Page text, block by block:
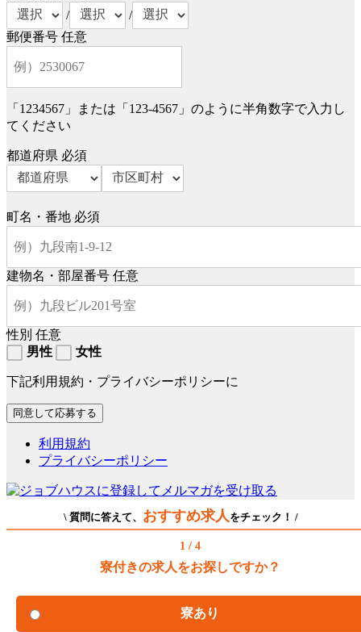
/
/
郵便番号 任意
「1234567」または「123-4567」のように半角数字で入力し
てください
都道府県 必須
町名・番地 必須
建物名・部屋番号 任意
性別 任意
男性
女性
下記利用規約・プライバシーポリシーに
利用規約
プライバシーポリシー
\ 質問に答えて、 おすすめ求人 をチェック！ /
1 / 4
寮付きの求人をお探しですか？
寮あり